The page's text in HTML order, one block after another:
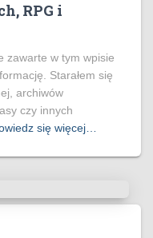
RPG i
zawarte w tym wpisie
Starałem się
archiwów
czy innych
się więcej…